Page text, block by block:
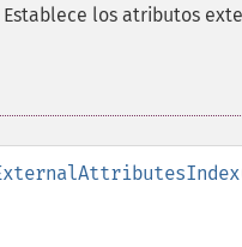
Establece los atributos